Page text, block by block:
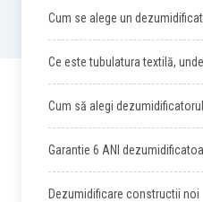
Cum se alege un
Ce este tubulatura textilă,
Cum să alegi
Garantie 6 ANI
Dezumidificare constructii noi